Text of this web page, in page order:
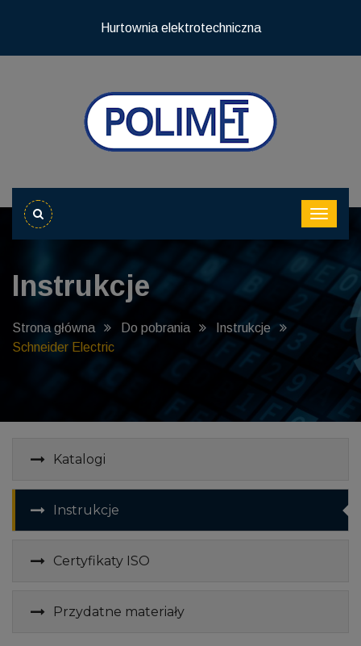
Hurtownia elektrotechniczna
Instrukcje
Strona główna Do pobrania
Instrukcje
Schneider Electric
Katalogi
Instrukcje
Certyfikaty ISO
Przydatne materiały